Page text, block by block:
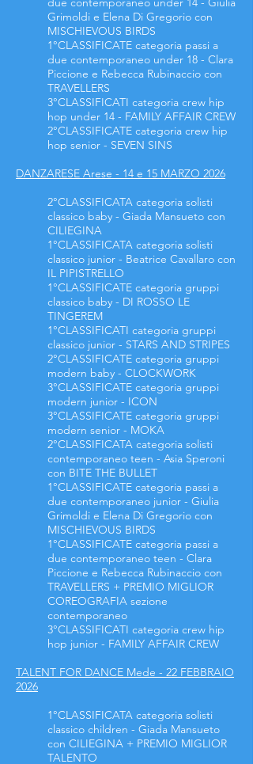
Grimoldi e Elena Di Gregorio con
MISCHIEVOUS BIRDS
1°CLASSIFICATE categoria passi a
due contemporaneo under 18 - Clara
Piccione e Rebecca Rubinaccio con
TRAVELLERS
3°CLASSIFICATI categoria crew hip
hop under 14 - FAMILY AFFAIR CREW
2°CLASSIFICATE categoria crew hip
hop senior - SEVEN SINS
DANZARESE Arese - 14 e 15 MARZO 2026
2°CLASSIFICATA categoria solisti
classico baby - Giada Mansueto con
CILIEGINA
1°CLASSIFICATA categoria solisti
classico junior - Beatrice Cavallaro con
IL PIPISTRELLO
1°CLASSIFICATE categoria gruppi
classico baby - DI ROSSO LE
TINGEREM
1°CLASSIFICATI categoria gruppi
classico junior - STARS AND STRIPES
2°CLASSIFICATE categoria gruppi
modern baby - CLOCKWORK
3°CLASSIFICATE categoria gruppi
modern junior - ICON
3°CLASSIFICATE categoria gruppi
modern senior - MOKA
2°CLASSIFICATA categoria solisti
contemporaneo teen - Asia Speroni
con BITE THE BULLET
1°CLASSIFICATE categoria passi a
due contemporaneo junior - Giulia
Grimoldi e Elena Di Gregorio con
MISCHIEVOUS BIRDS
1°CLASSIFICATE categoria passi a
due contemporaneo teen - Clara
Piccione e Rebecca Rubinaccio con
TRAVELLERS + PREMIO MIGLIOR
COREOGRAFIA sezione
contemporaneo
3°CLASSIFICATI categoria crew hip
hop junior - FAMILY AFFAIR CREW
TALENT FOR DANCE Mede - 22 FEBBRAIO
2026
1°CLASSIFICATA categoria solisti
classico children - Giada Mansueto
con CILIEGINA + PREMIO MIGLIOR
TALENTO